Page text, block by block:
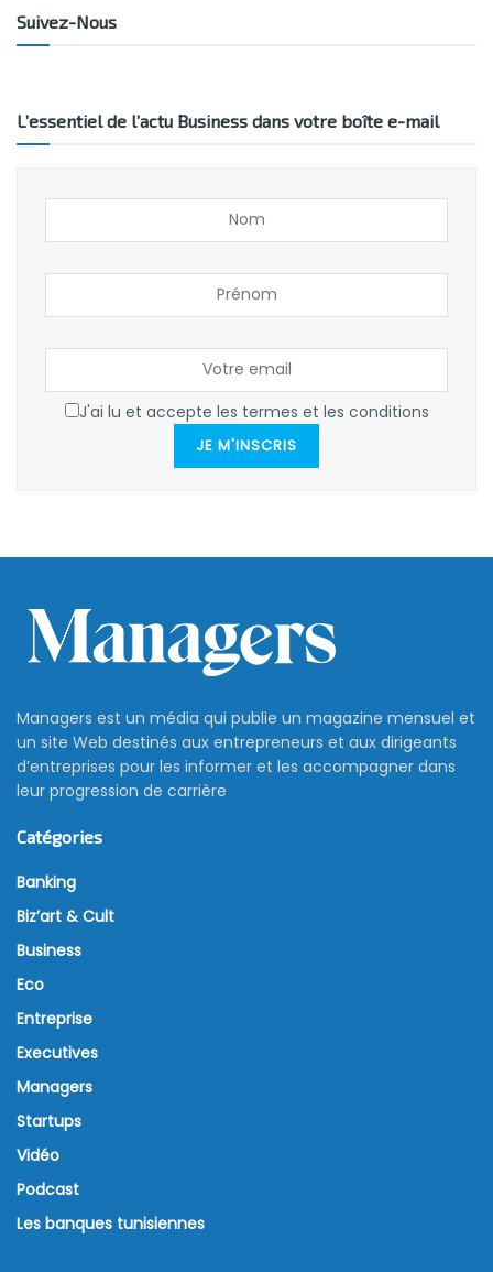
Suivez-Nous
L’essentiel de l’actu Business dans votre boîte e-mail
J'ai lu et accepte les termes et les conditions
JE M'INSCRIS
Managers est un média qui publie un magazine mensuel et
un site Web destinés aux entrepreneurs et aux dirigeants
d’entreprises pour les informer et les accompagner dans
leur progression de carrière
Catégories
Banking
Biz’art & Cult
Business
Eco
Entreprise
Executives
Managers
Startups
Vidéo
Podcast
Les banques tunisiennes